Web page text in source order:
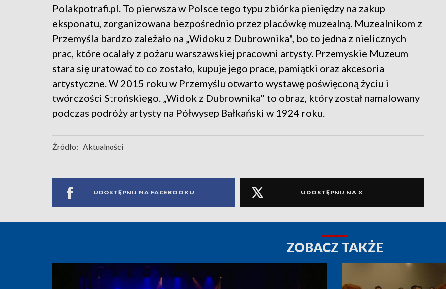
Polakpotrafi.pl. To pierwsza w Polsce tego typu zbiórka pieniędzy na zakup
eksponatu, zorganizowana bezpośrednio przez placówkę muzealną. Muzealnikom z
Przemyśla bardzo zależało na „Widoku z Dubrownika", bo to jedna z nielicznych
prac, które ocalały z pożaru warszawskiej pracowni artysty. Przemyskie Muzeum
stara się uratować to co zostało, kupuje jego prace, pamiątki oraz akcesoria
artystyczne. W 2015 roku w Przemyślu otwarto wystawę poświęconą życiu i
twórczości Strońskiego. „Widok z Dubrownika" to obraz, który został namalowany
podczas podróży artysty na Półwysep Bałkański w 1924 roku.
Źródło: Aktualności
UDOSTĘPNIJ NA FACEBOOKU UDOSTĘPNIJ NA X
ZOBACZ TAKŻE